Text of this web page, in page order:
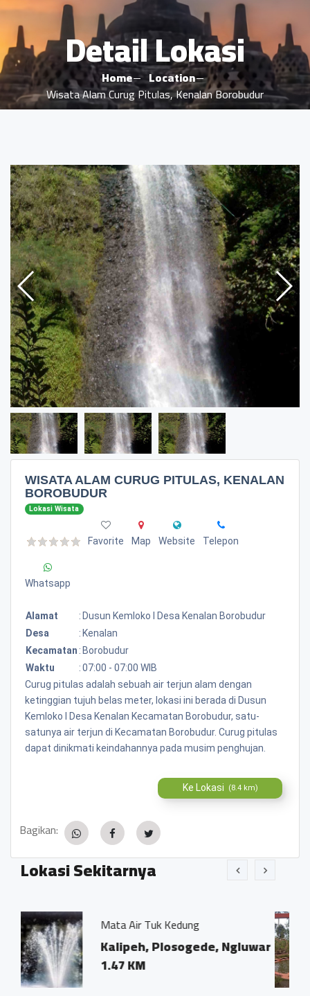
Detail Lokasi
Home
Location
Wisata Alam Curug Pitulas, Kenalan Borobudur
WISATA ALAM CURUG PITULAS, KENALAN
BOROBUDUR
Lokasi Wisata
Favorite Map Website Telepon
Whatsapp
Alamat : Dusun Kemloko I Desa Kenalan Borobudur
Desa
: Kenalan
Kecamatan : Borobudur
Waktu
:07:00 - 07:00 WIB
Curug pitulas adalah sebuah air terjun alam dengan
ketinggian tujuh belas meter, lokasi ini berada di Dusun
Kemloko I Desa Kenalan Kecamatan Borobudur, satu-
satunya air terjun di Kecamatan Borobudur. Curug pitulas
dapat dinikmati keindahannya pada musim penghujan.
Ke Lokasi (8.4 km)
Bagikan:
Lokasi Sekitarnya
Tuk Kedung
Plosogede, Ngluwar
Tirta Kebon
Dusun
Ngluwar,
1.57 KM